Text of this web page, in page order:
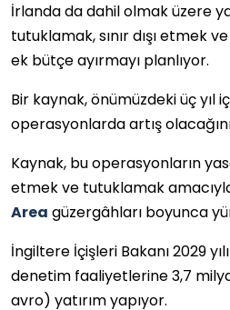
İrlanda da dahil olmak üzere
tutuklamak, sınır dışı etmek
ek bütçe ayırmayı planlıyor.
Bir kaynak, önümüzdeki üç yıl
operasyonlarda artış
Kaynak, bu operasyonların
etmek ve tutuklamak
Area güzergâhları boyunca
İngiltere İçişleri Bakanı 2029
denetim faaliyetlerine 3,7
avro) yatırım yapıyor.